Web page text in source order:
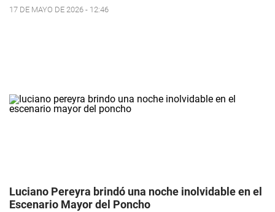
17 DE MAYO DE 2026 - 12:46
Luciano Pereyra brindó una noche inolvidable en el
Escenario Mayor del Poncho